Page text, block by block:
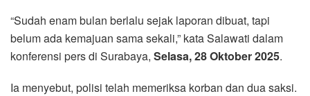
“Sudah enam bulan berlalu sejak laporan dibuat, tapi
belum ada kemajuan sama sekali,” kata Salawati dalam
konferensi pers di Surabaya, Selasa, 28 Oktober 2025.
Ia menyebut, polisi telah memeriksa korban dan dua saksi.